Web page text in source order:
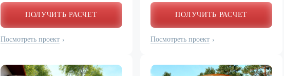
ПОЛУЧИТЬ РАСЧЕТ
Посмотреть проект ›
ПОЛУЧИТЬ РАСЧЕТ
Посмотреть проект ›